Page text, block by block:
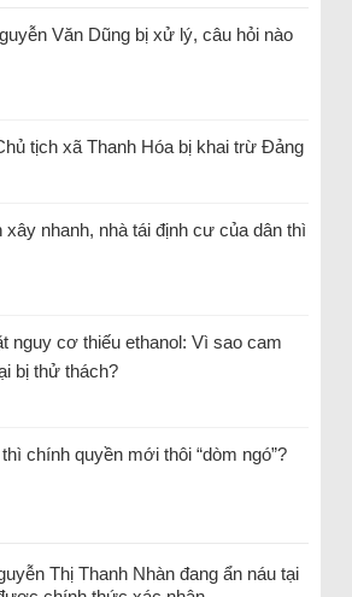
Văn Dũng bị xử lý, câu hỏi nào
tịch xã Thanh Hóa bị khai trừ Đảng
xây nhanh, nhà tái định cư của dân thì
nguy cơ thiếu ethanol: Vì sao cam
bị thử thách?
chính quyền mới thôi “dòm ngó”?
Thị Thanh Nhàn đang ẩn náu tại